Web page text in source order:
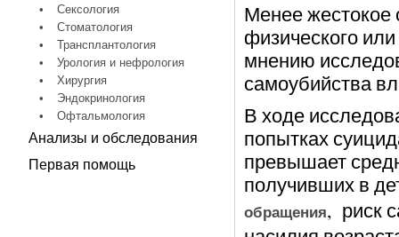
•
Сексология
•
Стоматология
•
Трансплантология
•
Урология и нефрология
•
Хирургия
•
Эндокринология
•
Офтальмология
Анализы и обследования
Первая помощь
Менее жестокое
физического
мнению
самоубийства
В ходе
попытках
превышает
получивших в
обращения, риск